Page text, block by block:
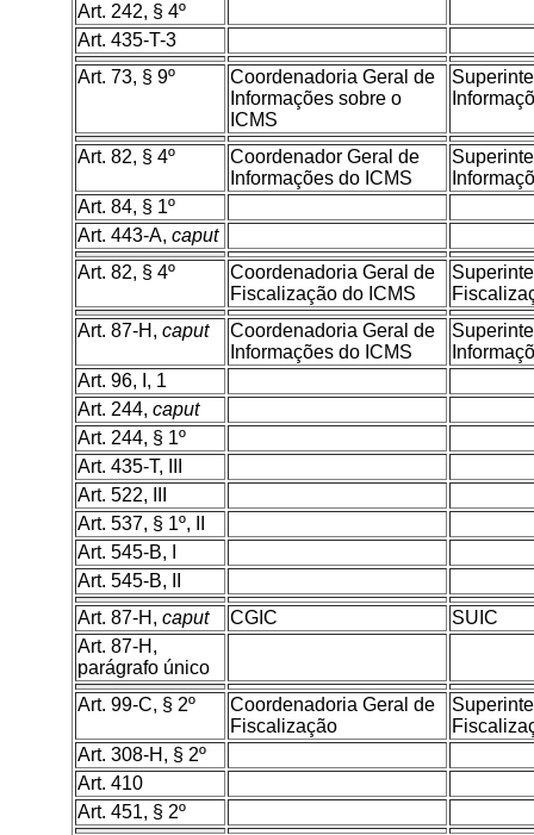
Art. 242, § 4º
Art. 435-T-3
Art. 73, § 9º
Coordenadoria Geral de
Informações sobre o
ICMS
Art. 82, § 4º
Coordenador Geral de
Informações do ICMS
Art. 84, § 1º
Art. 443-A, caput
Art. 82, § 4º
Coordenadoria Geral de
Fiscalização do ICMS
Art. 87-H, caput
Coordenadoria Geral de
Informações do ICMS
Art. 96, I, 1
Art. 244, caput
Art. 244, § 1º
Art. 435-T, III
Art. 522, III
Art. 537, § 1º, II
Art. 545-B, I
Art. 545-B, II
Art. 87-H, caput CGIC
SUIC
Art. 87-H,
parágrafo único
Art. 99-C, § 2º
Coordenadoria Geral de
Fiscalização
Art. 308-H, § 2º
Art. 410
Art. 451, § 2º